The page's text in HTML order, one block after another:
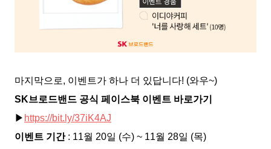
마지막으로, 이벤트가 하나 더 있답니다! (와우~)
SK브로드밴드 공식 페이스북 이벤트 바로가기
▶ https://bit.ly/37iK4AJ
이벤트 기간: 11월 20일 (수) ~ 11월 28일 (목)